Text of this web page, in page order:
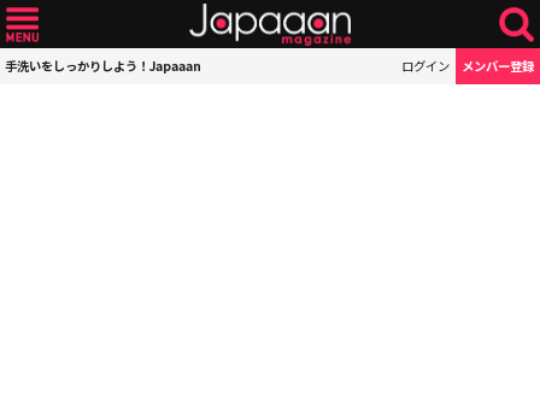
手洗いをしっかりしよう！Japaaan ログイン メンバー登録